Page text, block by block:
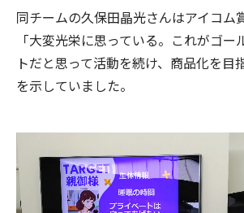
同チームの久保田晶光さんはアイコム
「大変光栄に思っている。これがゴー
トだと思って活動を続け、商品化を目
を示していました。